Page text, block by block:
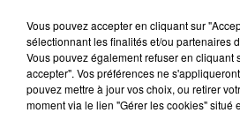
Vous pouvez accepter en cliquant sur
sélectionnant les finalités et/ou partenaires
Vous pouvez également refuser en cliquant
accepter". Vos préférences ne
pouvez mettre à jour vos choix, ou retirer
moment via le lien "Gérer les cookies" situé